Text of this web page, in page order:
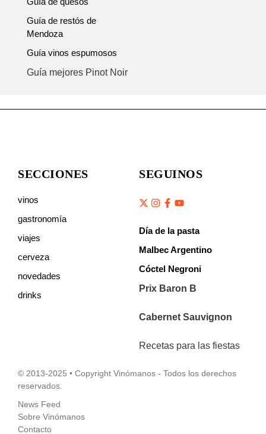
Guía de restós de
Mendoza
Guía vinos espumosos
Guía mejores Pinot Noir
SECCIONES
vinos
gastronomía
viajes
cerveza
novedades
drinks
SEGUINOS
Día de la pasta
Malbec Argentino
Cóctel Negroni
Prix Baron B
Cabernet Sauvignon
Recetas para las fiestas
© 2013-2025 • Copyright Vinómanos - Todos los derechos
reservados.
News Feed
Sobre Vinómanos
Contacto